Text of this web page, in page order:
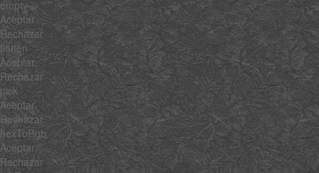
empty
Aceptar
Rechazar
flatten
Aceptar
Rechazar
pick
Aceptar
Rechazar
hexToRgb
Aceptar
Rechazar